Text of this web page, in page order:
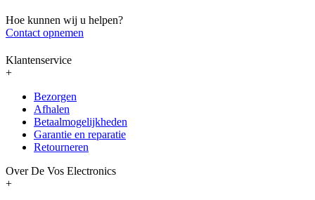
Hoe kunnen wij u helpen?
Contact opnemen
Klantenservice
+
Bezorgen
Afhalen
Betaalmogelijkheden
Garantie en reparatie
Retourneren
Over De Vos Electronics
+